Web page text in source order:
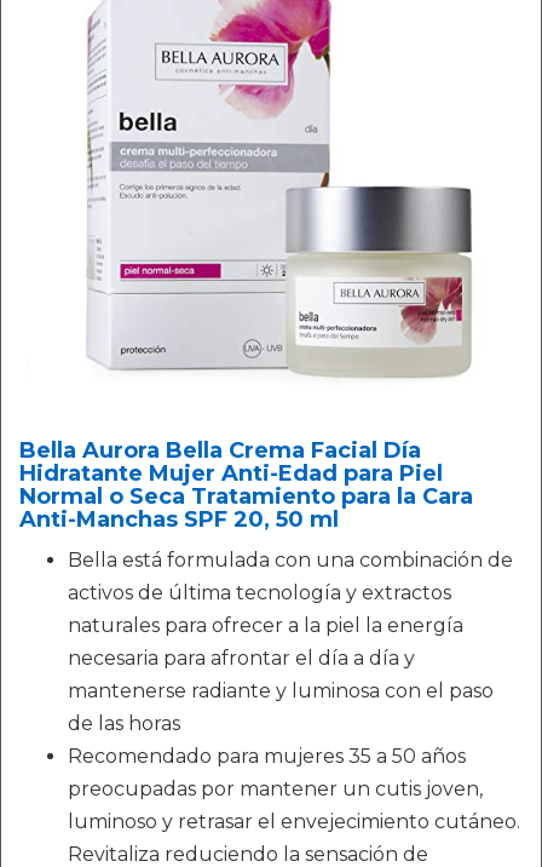
Bella Aurora Bella Crema Facial Día
Hidratante Mujer Anti-Edad para Piel
Normal o Seca Tratamiento para la Cara
Anti-Manchas SPF 20, 50 ml
Bella está formulada con una combinación de
activos de última tecnología y extractos
naturales para ofrecer a la piel la energía
necesaria para afrontar el día a día y
mantenerse radiante y luminosa con el paso
de las horas
Recomendado para mujeres 35 a 50 años
preocupadas por mantener un cutis joven,
luminoso y retrasar el envejecimiento cutáneo.
Revitaliza reduciendo la sensación de